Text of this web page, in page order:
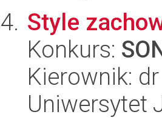
Style
Konkurs:
Kierownik:
Uniwersytet